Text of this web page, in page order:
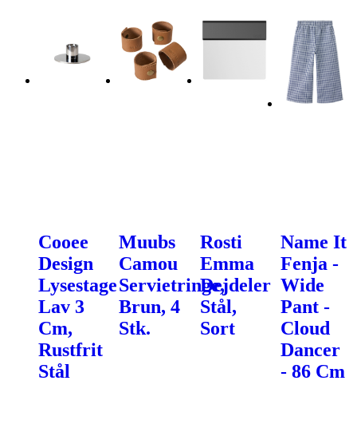
Cooee
Design
Lysestage
Lav 3
Cm,
Rustfrit
Stål
Muubs
Camou
Servietringe,
Brun, 4
Stk.
Rosti
Emma
Dejdeler
Stål,
Sort
Name It
Fenja -
Wide
Pant -
Cloud
Dancer
- 86 Cm